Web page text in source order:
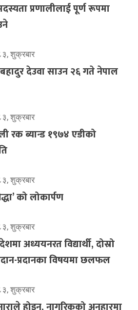
प्रणालीलाई पूर्ण रूपमा
शुक्रबार
देउवा साउन २६ गते नेपाल
शुक्रबार
रक ब्यान्ड १९७४ एडीको
शुक्रबार
को लोकार्पण
शुक्रबार
अध्ययनरत विद्यार्थी, दोस्रो
प्रदानका विषयमा छलफल
शुक्रबार